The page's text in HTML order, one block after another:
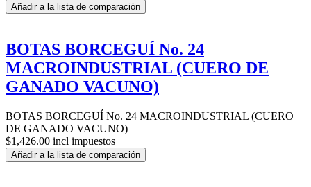
Añadir a la lista de comparación
BOTAS BORCEGUÍ No. 24
MACROINDUSTRIAL (CUERO DE
GANADO VACUNO)
BOTAS BORCEGUÍ No. 24 MACROINDUSTRIAL (CUERO
DE GANADO VACUNO)
$1,426.00 incl impuestos
Añadir a la lista de comparación